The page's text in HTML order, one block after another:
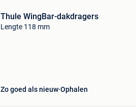
Thule WingBar-dakdragers
Lengte 118 mm
Zo goed als nieuw Ophalen